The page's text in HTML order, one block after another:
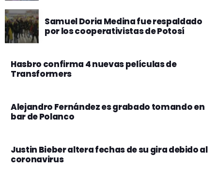
Samuel Doria Medina fue respaldado
por los cooperativistas de Potosí
Hasbro confirma 4 nuevas películas de
Transformers
Alejandro Fernández es grabado tomando en
bar de Polanco
Justin Bieber altera fechas de su gira debido al
coronavirus